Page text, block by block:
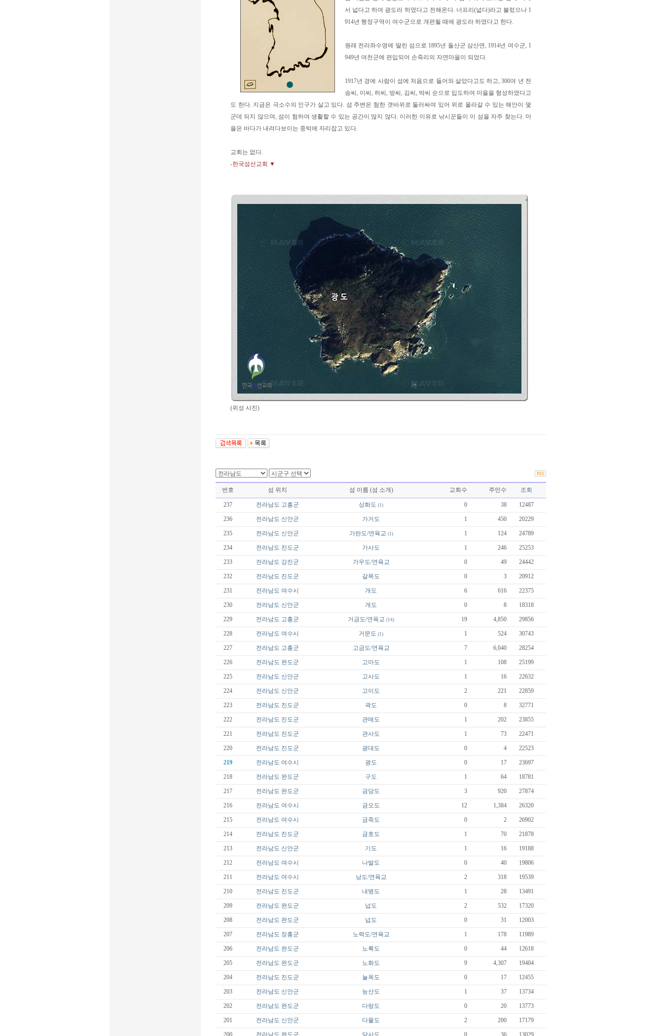
서 넓다고 하여 광도라 하였다고 전해온다. 너프리(넓다)라고 불렀으나 1
914년 행정구역이 여수군으로 개편될 때에 광도라 하였다고 한다.
원래 전라좌수영에 딸린 섬으로 1895년 돌산군 삼산면, 1914년 여수군, 1
949년 여천군에 편입되어 손죽리의 자연마을이 되었다.
1917년 경에 사람이 섬에 처음으로 들어와 살았다고도 하고, 300여 년 전
송씨, 이씨, 허씨, 방씨, 김씨, 박씨 순으로 입도하여 마을을 형성하였다고
도 한다. 지금은 극소수의 인구가 살고 있다. 섬 주변은 험한 갯바위로 둘러싸여 있어 위로 올라갈 수 있는 해안이 몇
군데 되지 않으며, 섬이 험하여 생활할 수 있는 공간이 많지 않다. 이러한 이유로 낚시꾼들이 이 섬을 자주 찾는다. 마
을은 바다가 내려다보이는 중턱에 자리잡고 있다.
교회는 없다.
-한국섬선교회 ▼
(위성 사진)
번호 섬 위치 섬 이름 (섬 소개) 교회수 주민수 조회
237 전라남도 고흥군 상화도 (1) 0 38 12487
236 전라남도 신안군 가거도 1 450 20229
235 전라남도 신안군 가란도/연육교 (1) 1 124 24789
234 전라남도 진도군 가사도 1 246 25253
233 전라남도 강진군 가우도/연육교 0 49 24442
232 전라남도 진도군 갈목도 0 3 20912
231 전라남도 여수시 개도 6 616 22375
230 전라남도 신안군 개도 0 8 18318
229 전라남도 고흥군 거금도/연육교 (14) 19 4,850 29856
228 전라남도 여수시 거문도 (1) 1 524 30743
227 전라남도 고흥군 고금도/연육교 7 6,040 28254
226 전라남도 완도군 고마도 1 108 25199
225 전라남도 신안군 고사도 1 16 22632
224 전라남도 신안군 고이도 2 221 22859
223 전라남도 진도군 곽도 0 8 32771
222 전라남도 진도군 관매도 1 202 23855
221 전라남도 진도군 관사도 1 73 22471
220 전라남도 진도군 광대도 0 4 22523
219 전라남도 여수시 광도 0 17 23697
218 전라남도 완도군 구도 1 64 18781
217 전라남도 완도군 금당도 3 920 27874
216 전라남도 여수시 금오도 12 1,384 26320
215 전라남도 여수시 금죽도 0 2 26902
214 전라남도 진도군 금호도 1 70 21878
213 전라남도 신안군 기도 1 16 19188
212 전라남도 여수시 나발도 0 40 19806
211 전라남도 여수시 낭도/연육교 2 318 19539
210 전라남도 진도군 내병도 1 28 13491
209 전라남도 완도군 넙도 2 532 17320
208 전라남도 완도군 넙도 0 31 12003
207 전라남도 장흥군 노력도/연육교 1 178 11989
206 전라남도 완도군 노록도 0 44 12618
205 전라남도 완도군 노화도 9 4,307 19404
204 전라남도 진도군 눌옥도 0 17 12455
203 전라남도 신안군 능산도 1 37 13734
202 전라남도 완도군 다랑도 0 20 13773
201 전라남도 신안군 다물도 2 200 17179
200 전라남도 완도군 당사도 0 36 13029